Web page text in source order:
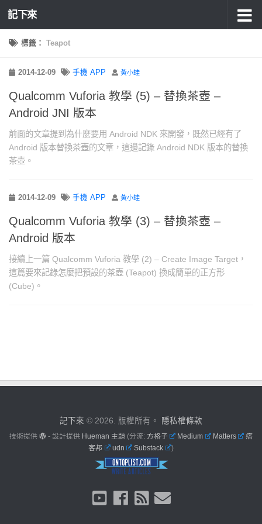
記下來
標籤： Teapot
2014-12-09 手機 APP 黃小蛙
Qualcomm Vuforia 教學 (5) – 替換茶壺 –
Android JNI 版本
前面的文章提到為什麼要用 Android NDK 來開發，既然已經有了
Android 版本替換茶壺的文章，這邊記錄 Android NDK 版本的替換
茶壺。
2014-12-09 手機 APP 黃小蛙
Qualcomm Vuforia 教學 (3) – 替換茶壺 –
Android 版本
接續上一篇 Qualcomm Vuforia 教學 (2) – Create Image Target，
這篇要來記錄怎麼把預設的茶壺 (Teapot) 換成簡單的正方形
(Cube)。
記下來 © 2026. 版權所有。 隱私權條款
技術提供 - 設計提供 Hueman 主題 (分流: 方格子 Medium Matters
痞
客邦
udn Substack )